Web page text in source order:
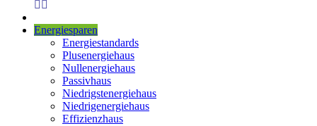
Energiesparen
Energiestandards
Plusenergiehaus
Nullenergiehaus
Passivhaus
Niedrigstenergiehaus
Niedrigenergiehaus
Effizienzhaus